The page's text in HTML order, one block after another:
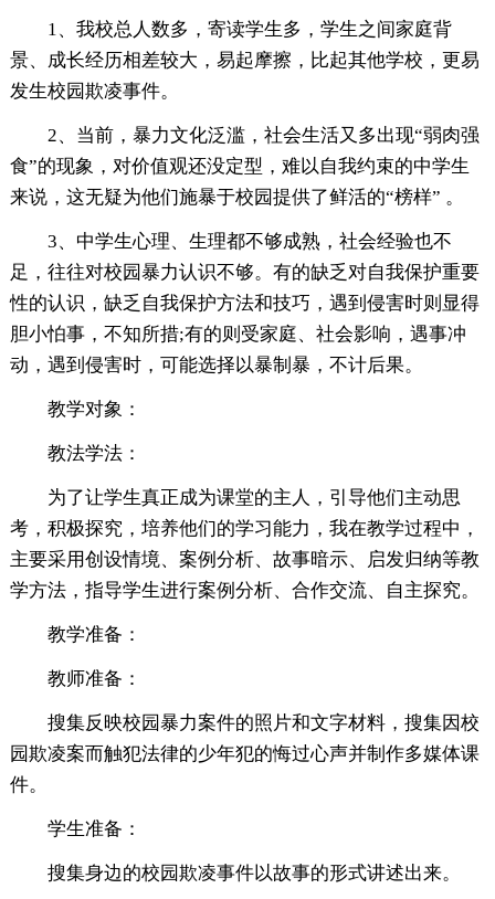
1、我校总人数多，寄读学生多，学生之间家庭背
景、成长经历相差较大，易起摩擦，比起其他学校，更易
发生校园欺凌事件。
2、当前，暴力文化泛滥，社会生活又多出现“弱肉强
食”的现象，对价值观还没定型，难以自我约束的中学生
来说，这无疑为他们施暴于校园提供了鲜活的“榜样” 。
3、中学生心理、生理都不够成熟，社会经验也不
足，往往对校园暴力认识不够。有的缺乏对自我保护重要
性的认识，缺乏自我保护方法和技巧，遇到侵害时则显得
胆小怕事，不知所措;有的则受家庭、社会影响，遇事冲
动，遇到侵害时，可能选择以暴制暴，不计后果。
教学对象：
教法学法：
为了让学生真正成为课堂的主人，引导他们主动思
考，积极探究，培养他们的学习能力，我在教学过程中，
主要采用创设情境、案例分析、故事暗示、启发归纳等教
学方法，指导学生进行案例分析、合作交流、自主探究。
教学准备：
教师准备：
搜集反映校园暴力案件的照片和文字材料，搜集因校
园欺凌案而触犯法律的少年犯的悔过心声并制作多媒体课
件。
学生准备：
搜集身边的校园欺凌事件以故事的形式讲述出来。